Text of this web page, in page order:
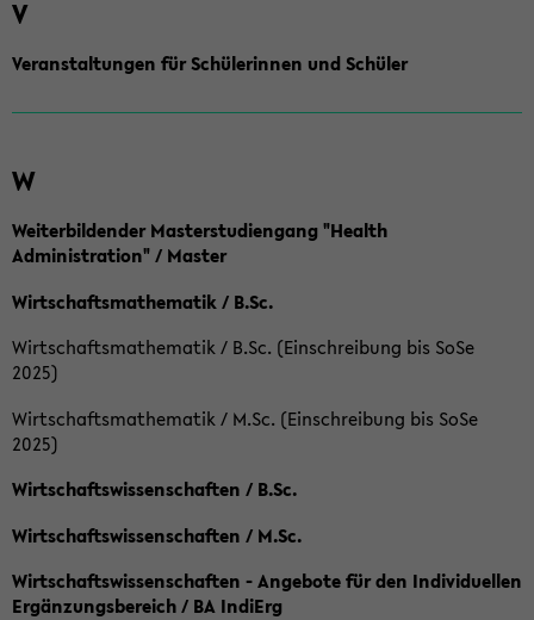
V
Veranstaltungen für Schülerinnen und Schüler
W
Weiterbildender Masterstudiengang "Health
Administration" / Master
Wirtschaftsmathematik / B.Sc.
Wirtschaftsmathematik / B.Sc. (Einschreibung bis SoSe
2025)
Wirtschaftsmathematik / M.Sc. (Einschreibung bis SoSe
2025)
Wirtschaftswissenschaften / B.Sc.
Wirtschaftswissenschaften / M.Sc.
Wirtschaftswissenschaften - Angebote für den Individuellen
Ergänzungsbereich / BA IndiErg